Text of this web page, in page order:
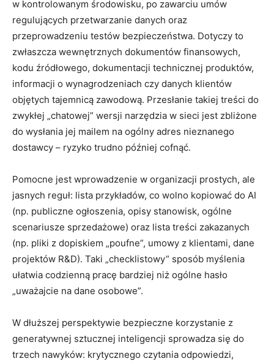
w kontrolowanym środowisku, po zawarciu umów
regulujących przetwarzanie danych oraz
przeprowadzeniu testów bezpieczeństwa. Dotyczy to
zwłaszcza wewnętrznych dokumentów finansowych,
kodu źródłowego, dokumentacji technicznej produktów,
informacji o wynagrodzeniach czy danych klientów
objętych tajemnicą zawodową. Przesłanie takiej treści do
zwykłej „chatowej” wersji narzędzia w sieci jest zbliżone
do wysłania jej mailem na ogólny adres nieznanego
dostawcy – ryzyko trudno później cofnąć.
Pomocne jest wprowadzenie w organizacji prostych, ale
jasnych reguł: lista przykładów, co wolno kopiować do AI
(np. publiczne ogłoszenia, opisy stanowisk, ogólne
scenariusze sprzedażowe) oraz lista treści zakazanych
(np. pliki z dopiskiem „poufne”, umowy z klientami, dane
projektów R&D). Taki „checklistowy” sposób myślenia
ułatwia codzienną pracę bardziej niż ogólne hasło
„uważajcie na dane osobowe”.
W dłuższej perspektywie bezpieczne korzystanie z
generatywnej sztucznej inteligencji sprowadza się do
trzech nawyków: krytycznego czytania odpowiedzi,